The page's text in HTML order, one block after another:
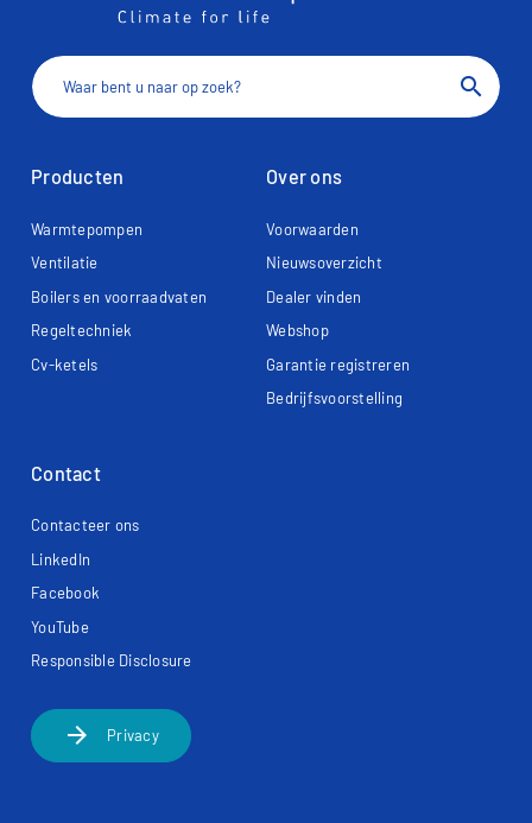
search
Producten
Warmtepompen
Ventilatie
Boilers en voorraadvaten
Regeltechniek
Cv-ketels
Over ons
Voorwaarden
Nieuwsoverzicht
Dealer vinden
Webshop
Garantie registreren
Bedrijfsvoorstelling
Contact
Contacteer ons
LinkedIn
Facebook
YouTube
Responsible Disclosure
arrow_forward Privacy